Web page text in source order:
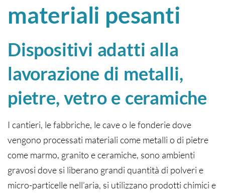
materiali pesanti
Dispositivi adatti alla
lavorazione di metalli,
pietre, vetro e ceramiche
I cantieri, le fabbriche, le cave o le fonderie dove
vengono processati materiali come metalli o di pietre
come marmo, granito e ceramiche, sono ambienti
gravosi dove si liberano grandi quantità di polveri e
micro-particelle nell’aria, si utilizzano prodotti chimici e